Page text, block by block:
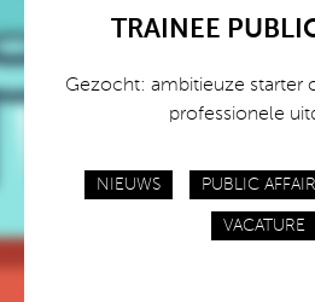
TRAINEE
Gezocht: ambitieuze starter
professionele
NIEUWS PUBLIC
VACATURE